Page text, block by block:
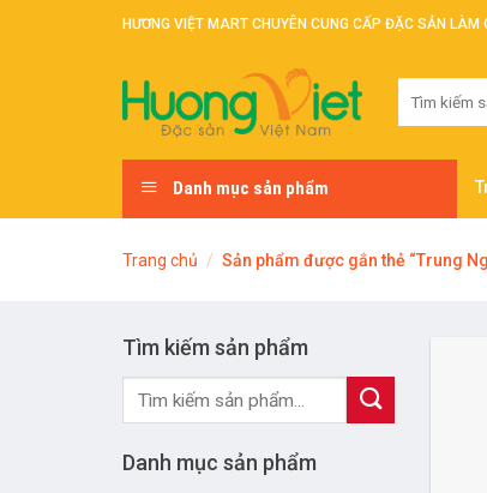
HƯƠNG VIỆT MART CHUYÊN CUNG CẤP ĐẶC SẢN LÀM
Danh mục sản phẩm
Trang chủ / Sản phẩm được gắn thẻ “Trung
Tìm kiếm sản phẩm
Tìm
Danh mục sản phẩm